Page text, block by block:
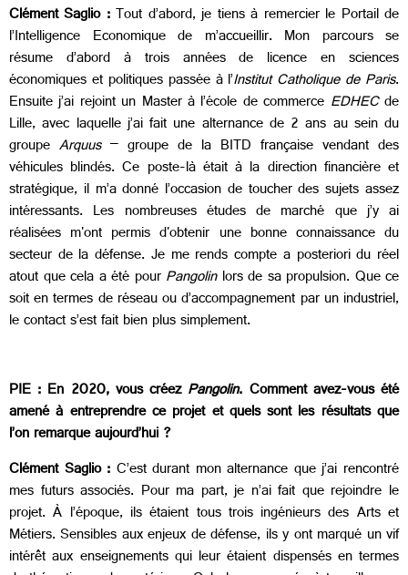
Clément Saglio :Tout d’abord, je tiens à remercier le Portail de
l’Intelligence Economique de m’accueillir. Mon parcours se
résume d’abord à trois années de licence en sciences
économiques et politiques passée à l’Institut Catholique de Paris.
Ensuite j’ai rejoint un Master à l’école de commerce EDHECde
Lille, avec laquelle j’ai fait une alternance de 2 ans au sein du
groupe Arquus– groupe de la BITD française vendant des
véhicules blindés. Ce poste-là était à la direction financière et
stratégique, il m’a donné l’occasion de toucher des sujets assez
intéressants. Les nombreuses études de marché que j’y ai
réalisées m'ont permis d'obtenir une bonne connaissance du
secteur de la défense. Je me rends compte a posteriori du réel
atout que cela a été pourPangolinlors de sa propulsion. Que ce
soit en termes de réseau ou d’accompagnement par un industriel,
le contact s’est fait bien plus simplement.
PIE : En 2020, vous créez Pangolin. Comment avez-vous été
amené à entreprendre ce projet et quels sont les résultats que
l’on remarque aujourd’hui ?
Clément Saglio : C’est durant mon alternance que j’ai rencontré
mes futurs associés. Pour ma part, je n’ai fait que rejoindre le
projet. À l’époque, ils étaient tous trois ingénieurs des Arts et
Métiers. Sensibles aux enjeux de défense, ils y ont marqué un vif
intérêt aux enseignements qui leur étaient dispensés en termes